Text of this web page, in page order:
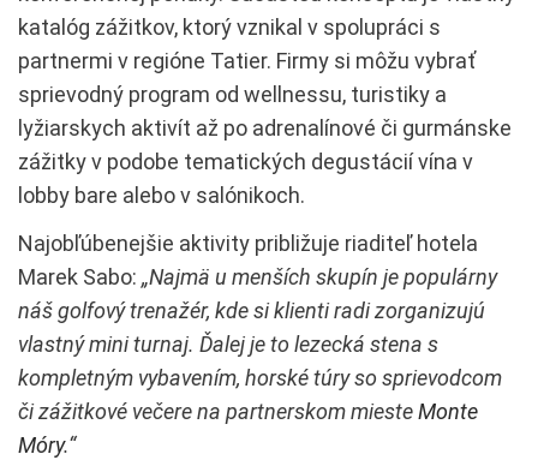
katalóg zážitkov, ktorý vznikal v spolupráci s
partnermi v regióne Tatier. Firmy si môžu vybrať
sprievodný program od wellnessu, turistiky a
lyžiarskych aktivít až po adrenalínové či gurmánske
zážitky v podobe tematických degustácií vína v
lobby bare alebo v salónikoch.
Najobľúbenejšie aktivity približuje riaditeľ hotela
Marek Sabo: „Najmä u menších skupín je populárny
náš golfový trenažér, kde si klienti radi zorganizujú
vlastný mini turnaj. Ďalej je to lezecká stena s
kompletným vybavením, horské túry so sprievodcom
či zážitkové večere na partnerskom miesteMonte
Móry.“